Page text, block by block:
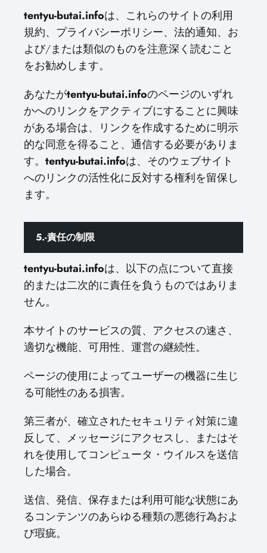
tentyu-butai.infoは、これらのサイトの利用
規約、プライバシーポリシー、法的通知、お
よび/または類似のものを注意深く読むこと
をお勧めします。
あなたがtentyu-butai.infoのページのいずれ
かへのリンクをアクティブにすることに興味
がある場合は、リンクを作成するために明示
的な同意を得ること、通信する必要がありま
す。 tentyu-butai.infoは、そのウェブサイト
へのリンクの活性化に反対する権利を留保し
ます。
5.-責任の制限
tentyu-butai.infoは、以下の点について直接
的または二次的に責任を負うものではありま
せん。
本サイトのサービスの質、アクセスの速さ、
適切な機能、可用性、運営の継続性。
ページの使用によってユーザーの機器に生じ
る可能性のある損害。
第三者が、確立されたセキュリティ対策に違
反して、メッセージにアクセスし、またはそ
れを使用してコンピュータ・ウイルスを送信
した場合。
送信、発信、保存または利用可能な状態にあ
るコンテンツのあらゆる種類の悪徳行為およ
び瑕疵。